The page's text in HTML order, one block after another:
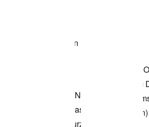
Modell anzeigen